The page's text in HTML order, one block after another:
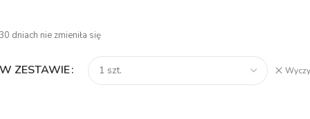
dniach nie zmieniła się
ZESTAWIE